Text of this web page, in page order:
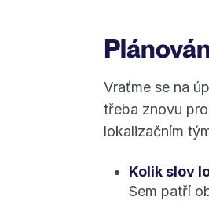
Vraťme se na
třeba znovu
lokalizačním
Kolik slov
Sem patří